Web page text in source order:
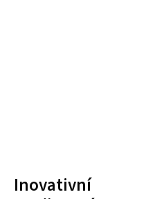
Inovativní